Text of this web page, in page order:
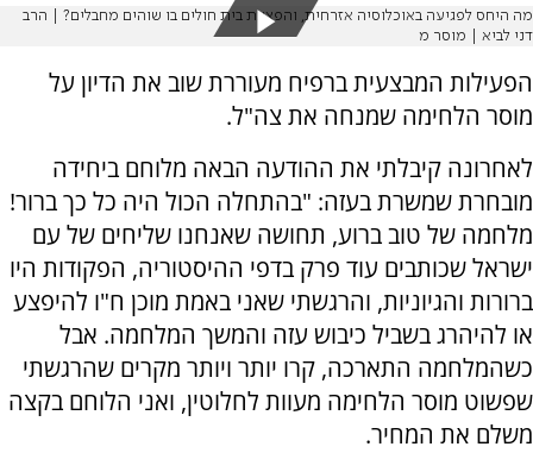
מה היחס לפגיעה באוכלוסיה אזרחית, והפצצת בית חולים בו שוהים מחבלים? | הרב
דני לביא | מוסר מ
הפעילות המבצעית ברפיח מעוררת שוב את הדיון על
מוסר הלחימה שמנחה את צה"ל.
לאחרונה קיבלתי את ההודעה הבאה מלוחם ביחידה
מובחרת שמשרת בעזה: "בהתחלה הכול היה כל כך ברור!
מלחמה של טוב ברוע, תחושה שאנחנו שליחים של עם
ישראל שכותבים עוד פרק בדפי ההיסטוריה, הפקודות היו
ברורות והגיוניות, והרגשתי שאני באמת מוכן ח"ו להיפצע
או להיהרג בשביל כיבוש עזה והמשך המלחמה. אבל
כשהמלחמה התארכה, קרו יותר ויותר מקרים שהרגשתי
שפשוט מוסר הלחימה מעוות לחלוטין, ואני הלוחם בקצה
משלם את המחיר.